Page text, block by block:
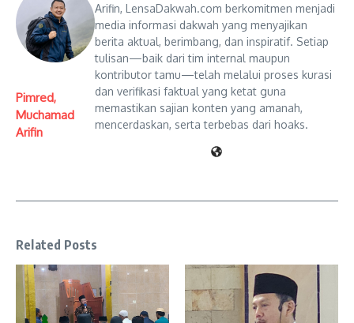
Pimred,
Muchamad
Arifin
Arifin, LensaDakwah.com berkomitmen menjadi
media informasi dakwah yang menyajikan
berita aktual, berimbang, dan inspiratif. Setiap
tulisan—baik dari tim internal maupun
kontributor tamu—telah melalui proses kurasi
dan verifikasi faktual yang ketat guna
memastikan sajian konten yang amanah,
mencerdaskan, serta terbebas dari hoaks.
Related Posts